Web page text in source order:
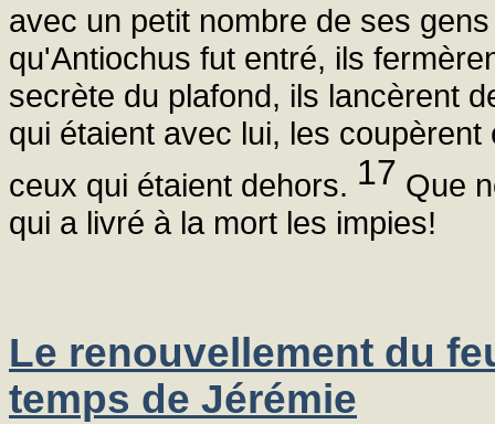
avec un petit nombre de ses
qu'Antiochus fut entré, ils
secrète du plafond, ils lancèrent
qui étaient avec lui, les
ceux qui étaient dehors. 17 Que
qui a livré à la mort les impies!
Le renouvellement du
temps de Jérémie